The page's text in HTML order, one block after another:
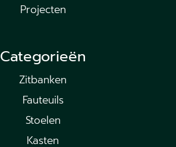
Projecten
Categorieën
Zitbanken
Fauteuils
Stoelen
Kasten